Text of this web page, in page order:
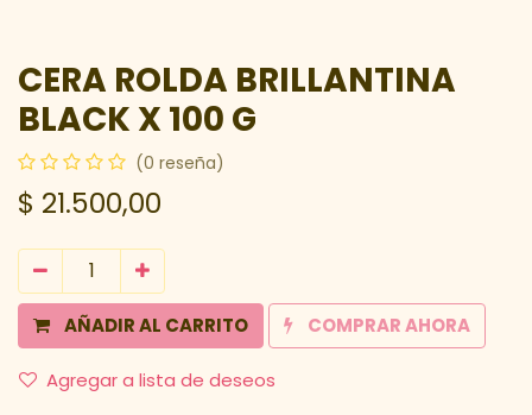
CERA ROLDA BRILLANTINA
BLACK X 100 G
(0 reseña)
$ 21.500,00
AÑADIR AL CARRITO COMPRAR AHORA
Agregar a lista de deseos